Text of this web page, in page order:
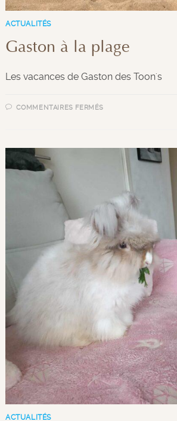
ACTUALITÉS
Gaston à la plage
Les vacances de Gaston des Toon's
COMMENTAIRES FERMÉS
ACTUALITÉS